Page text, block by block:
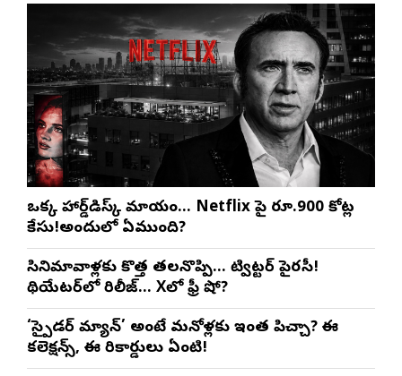
ఒక్క హార్డ్‌డిస్క్ మాయం… Netflix పై రూ.900 కోట్ల
కేసు!అందులో ఏముంది?
సినిమావాళ్లకు కొత్త తలనొప్పి… ట్విట్టర్ పైరసీ!
థియేటర్‌లో రిలీజ్… Xలో ఫ్రీ షో?
‘స్పైడర్ మ్యాన్’ అంటే మనోళ్లకు ఇంత పిచ్చా? ఈ
కలెక్షన్స్, ఈ రికార్డులు ఏంటి!